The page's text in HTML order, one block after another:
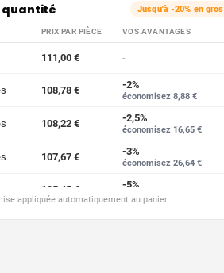
quantité Jusqu'à -20% en
PRIX PAR PIÈCE VOS AVANTAGES
111,00 € -
108,78 € -2%
économisez 8,88 €
108,22 € -2,5%
économisez 16,65 €
107,67 € -3%
économisez 26,64 €
105,45 € -5%
économisez 55,50 €
appliquée automatiquement au panier.